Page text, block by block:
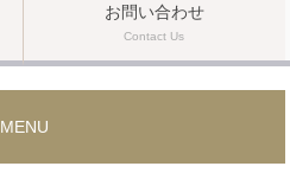
お問い合わせ
Contact Us
MENU